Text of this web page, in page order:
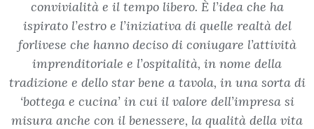
convivialità e il tempo libero. È l’idea che ha
ispirato l’estro e l’iniziativa di quelle realtà del
forlivese che hanno deciso di coniugare l’attività
imprenditoriale e l’ospitalità, in nome della
tradizione e dello star bene a tavola, in una sorta di
‘bottega e cucina’ in cui il valore dell’impresa si
misura anche con il benessere, la qualità della vita